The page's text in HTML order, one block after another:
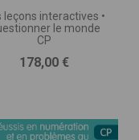
leçons interactives •
le monde
CP
Prix
178,00 €